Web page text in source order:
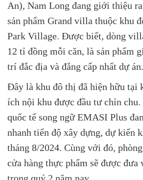
An), Nam Long đang giới thiệu
sản phẩm Grand villa thuộc khu
Park Village. Được biết, dòng
12 tỉ đồng mỗi căn, là sản phẩm
trí đắc địa và đẳng cấp nhất dự án.
Đây là khu đô thị đã hiện hữu tại
ích nội khu được đầu tư chỉn chu.
quốc tế song ngữ EMASI Plus
nhanh tiến độ xây dựng, dự kiến
tháng 8/2024. Cùng với đó,
cửa hàng thực phẩm sẽ được đưa